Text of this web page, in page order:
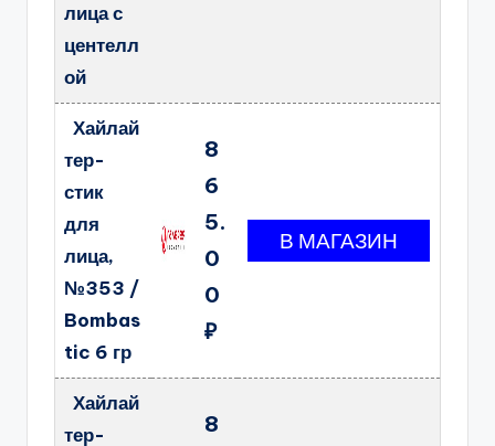
лица с
центелл
ой
Хайлай
тер-
стик
для
лица,
№353 /
Bombas
tic 6 гр
8
6
5.
0
0
₽
Хайлай
тер-
8